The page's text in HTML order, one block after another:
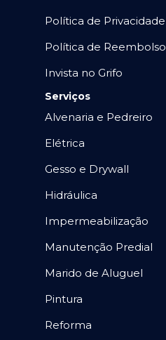
Política de Privacidade
Política de Reembolso
Invista no Grifo
Serviços
Alvenaria e Pedreiro
Elétrica
Gesso e Drywall
Hidráulica
Impermeabilização
Manutenção Predial
Marido de Aluguel
Pintura
Reforma